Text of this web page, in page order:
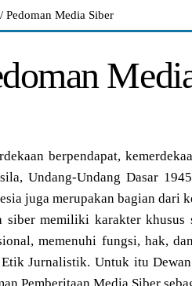
/ Pedoman Media Siber
berpendapat,
Undang-Undang Dasar
juga merupakan bagian dari
siber memiliki karakter khusus
memenuhi fungsi, hak,
Jurnalistik. Untuk itu Dewan